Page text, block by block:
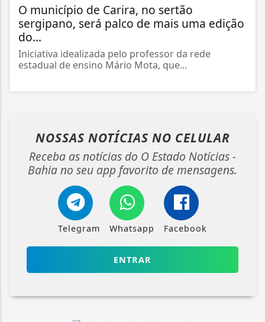
O município de Carira, no sertão
sergipano, será palco de mais uma edição
do...
Iniciativa idealizada pelo professor da rede
estadual de ensino Mário Mota, que...
NOSSAS NOTÍCIAS NO CELULAR
Receba as notícias do O Estado Notícias -
Bahia no seu app favorito de mensagens.
Telegram Whatsapp Facebook
ENTRAR